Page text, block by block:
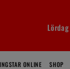
ONLINE SHOP